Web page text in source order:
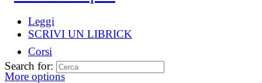
Leggi
SCRIVI UN LIBRICK
Corsi
More options
Search for: